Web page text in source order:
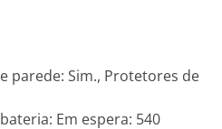
parede: Sim., Protetores de
Em espera: 540